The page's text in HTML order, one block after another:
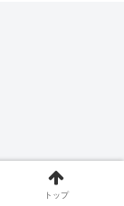
トップ